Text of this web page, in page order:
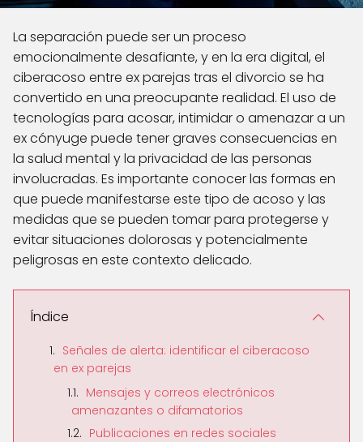
La separación puede ser un proceso
emocionalmente desafiante, y en la era digital, el
ciberacoso entre ex parejas tras el divorcio se ha
convertido en una preocupante realidad. El uso de
tecnologías para acosar, intimidar o amenazar a un
ex cónyuge puede tener graves consecuencias en
la salud mental y la privacidad de las personas
involucradas. Es importante conocer las formas en
que puede manifestarse este tipo de acoso y las
medidas que se pueden tomar para protegerse y
evitar situaciones dolorosas y potencialmente
peligrosas en este contexto delicado.
Índice
Señales de alerta: identificar el ciberacoso
en ex parejas
Mensajes y correos electrónicos
amenazantes o difamatorios
Publicaciones en redes sociales